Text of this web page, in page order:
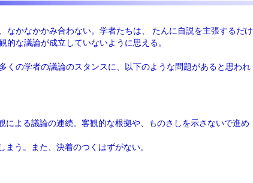
なかなかかみ合わない。学者たちは、 たんに自説を主張するだけ
的な議論が成立していないように思える。
くの学者の議論のスタンスに、以下のような問題があると思われ
による議論の連続。客観的な根拠や、ものさしを示さないで進め
まう。また、決着のつくはずがない。